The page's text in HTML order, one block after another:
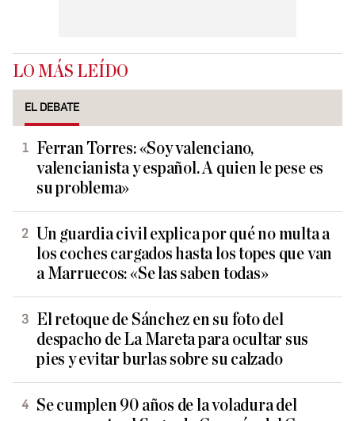
LO MÁS LEÍDO
EL DEBATE
Ferran Torres: «Soy valenciano,
valencianista y español. A quien le pese es
su problema»
Un guardia civil explica por qué no multa a
los coches cargados hasta los topes que van
a Marruecos: «Se las saben todas»
El retoque de Sánchez en su foto del
despacho de La Mareta para ocultar sus
pies y evitar burlas sobre su calzado
Se cumplen 90 años de la voladura del